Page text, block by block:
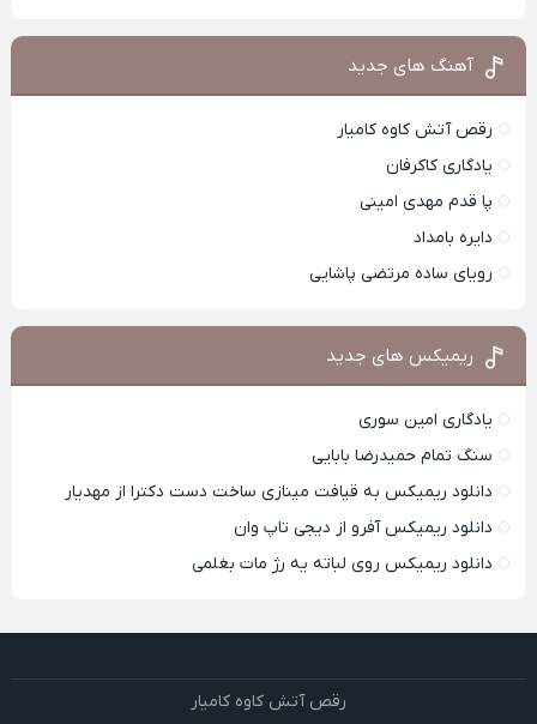
آهنگ های جدید
رقص آتش کاوه کامیار
یادگاری کاکرفان
پا قدم مهدی امینی
دایره بامداد
رویای ساده مرتضی پاشایی
ریمیکس های جدید
یادگاری امین سوری
سنگ تمام حمیدرضا بابایی
دانلود ریمیکس به قیافت مینازی ساخت دست دکترا از مهدیار
دانلود ریمیکس آفرو از ديجی تاپ وان
دانلود ریمیکس روی لباته یه رژ مات بغلمی
رقص آتش کاوه کامیار